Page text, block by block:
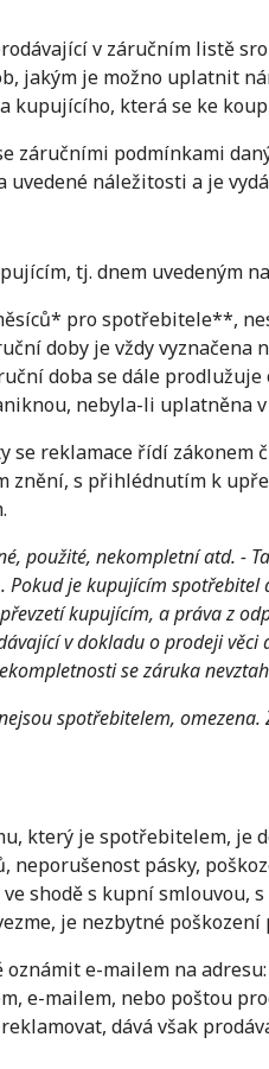
v záručním listě
jakým je možno uplatnit
kupujícího, která se ke
záručními podmínkami
náležitosti a je
tj. dnem uvedeným
pro spotřebitele**,
doby je vždy vyznačena
doba se dále
nebyla-li uplatněna
reklamace řídí zákonem
znění, s přihlédnutím k
použité, nekompletní atd. -
je kupujícím
kupujícím, a práva z
v dokladu o prodeji
se záruka
spotřebitelem,
který je spotřebitelem, je
pásky,
shodě s kupní smlouvou,
je nezbytné
e-mailem na
e-mailem, nebo poštou
dává však